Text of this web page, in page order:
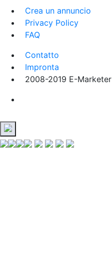
Crea un annuncio
Privacy Policy
FAQ
Contatto
Impronta
2008-2019 E-Marketer